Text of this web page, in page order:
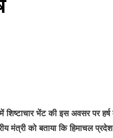
शिष्टाचार भेंट की इस अवसर पर
मंत्री को बताया कि हिमाचल